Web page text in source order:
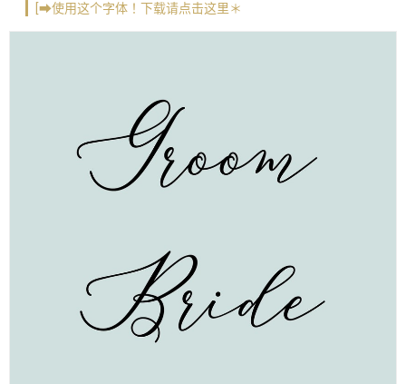
[➡使用这个字体！下载请点击这里＊